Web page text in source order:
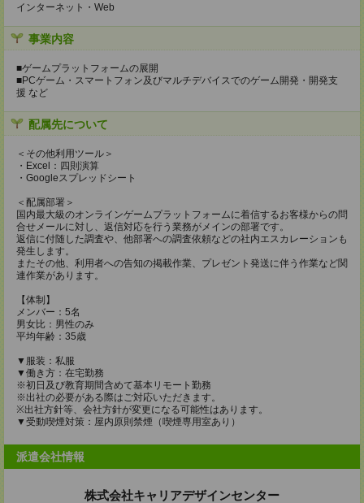
インターネット・Web
事業内容
■ゲームプラットフォームの展開
■PCゲーム・スマートフォン及びマルチデバイスでのゲーム開発・開発支
援 など
配属先について
＜その他利用ツール＞
・Excel：四則演算
・Googleスプレッドシート
＜配属部署＞
国内最大級のオンラインゲームプラットフォームに着信するお客様からの問
合せメールに対し、返信対応を行う業務がメインの部署です。
返信に付随した調査や、他部署への調査依頼などの社内エスカレーションも
発生します。
またその他、利用者への告知の掲載作業、プレゼント発送に伴う作業など関
連作業があります。
【体制】
メンバー：5名
男女比：男性のみ
平均年齢：35歳
▼服装：私服
▼働き方：在宅勤務
※初日及び教育期間含めて基本リモート勤務
※出社の必要がある際はご対応いただきます。
※出社方針等、会社方針が変更になる可能性はあります。
▼受動喫煙対策：屋内原則禁煙（喫煙専用室あり）
派遣会社情報
株式会社キャリアデザインセンター